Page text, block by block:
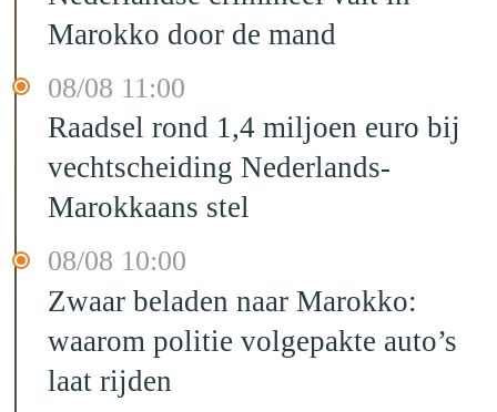
Marokko door de mand
08/08 11:00
Raadsel rond 1,4 miljoen euro bij
vechtscheiding Nederlands-
Marokkaans stel
08/08 10:00
Zwaar beladen naar Marokko:
waarom politie volgepakte auto’s
laat rijden